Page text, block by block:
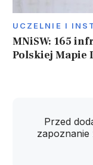
UCZELNIE I
MNiSW: 165
Polskiej Mapie
Przed
zapoznanie